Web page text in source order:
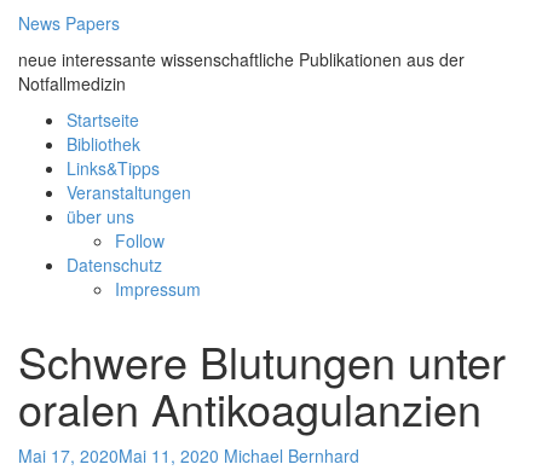
News Papers
neue interessante wissenschaftliche Publikationen aus der
Notfallmedizin
Startseite
Bibliothek
Links&Tipps
Veranstaltungen
über uns
Follow
Datenschutz
Impressum
Schwere Blutungen unter
oralen Antikoagulanzien
Mai 17, 2020Mai 11, 2020 Michael Bernhard